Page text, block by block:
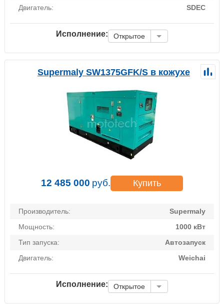
Двигатель:
SDEC
Исполнение: Открытое
Supermaly SW1375GFK/S в кожухе
12 485 000 руб. Купить
Производитель:
Supermaly
Мощность:
1000 кВт
Тип запуска:
Автозапуск
Двигатель:
Weichai
Исполнение: Открытое